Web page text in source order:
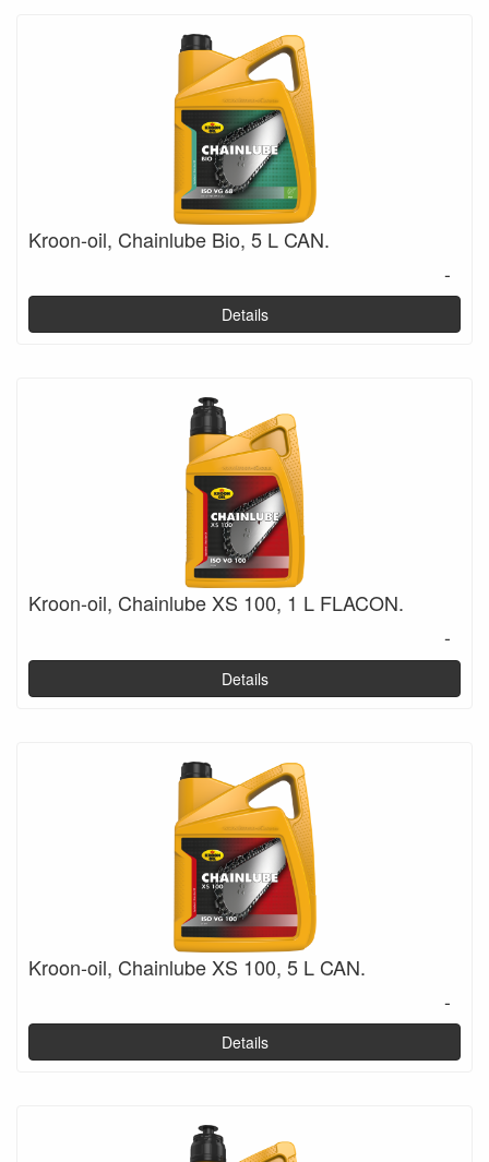
Kroon-oil, Chainlube Bio, 5 L CAN.
-
Details
Kroon-oil, Chainlube XS 100, 1 L FLACON.
-
Details
Kroon-oil, Chainlube XS 100, 5 L CAN.
-
Details